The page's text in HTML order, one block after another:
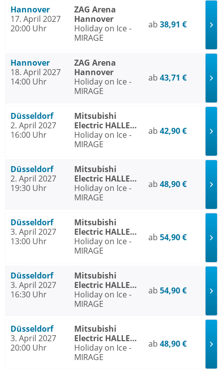
Hannover
17. April 2027
20:00 Uhr
ZAG Arena
Hannover
Holiday on Ice -
MIRAGE
ab 38,91 €
Hannover
18. April 2027
14:00 Uhr
ZAG Arena
Hannover
Holiday on Ice -
MIRAGE
ab 43,71 €
Düsseldorf
2. April 2027
16:00 Uhr
Mitsubishi
Electric HALLE
Düsseldorf
Holiday on Ice -
MIRAGE
ab 42,90 €
Düsseldorf
2. April 2027
19:30 Uhr
Mitsubishi
Electric HALLE
Düsseldorf
Holiday on Ice -
MIRAGE
ab 48,90 €
Düsseldorf
3. April 2027
13:00 Uhr
Mitsubishi
Electric HALLE
Düsseldorf
Holiday on Ice -
MIRAGE
ab 54,90 €
Düsseldorf
3. April 2027
16:30 Uhr
Mitsubishi
Electric HALLE
Düsseldorf
Holiday on Ice -
MIRAGE
ab 54,90 €
Düsseldorf
3. April 2027
20:00 Uhr
Mitsubishi
Electric HALLE
Düsseldorf
Holiday on Ice -
MIRAGE
ab 48,90 €